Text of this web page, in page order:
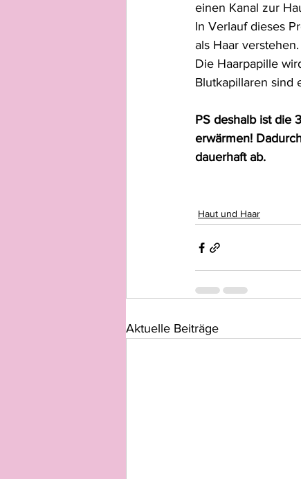
einen Kanal zur
In Verlauf dieses
als Haar
Die Haarpapille
Blutkapillaren sind
PS deshalb ist die
erwärmen!
dauerhaft ab.
Haut und Haar
Aktuelle Beiträge